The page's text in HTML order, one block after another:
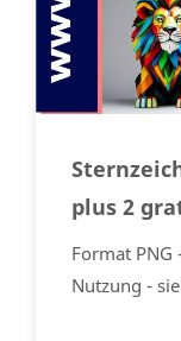
plus 2
Format PNG
Nutzung -